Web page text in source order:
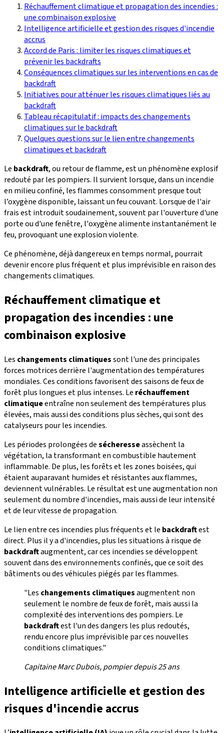
Réchauffement climatique et propagation des incendies :
une combinaison explosive
Intelligence artificielle et gestion des risques d'incendie
accrus
Accord de Paris : limiter les risques climatiques et
prévenir les backdrafts
Conséquences climatiques sur les interventions en cas de
backdraft
Initiatives pour atténuer les risques climatiques liés au
backdraft
Tableau récapitulatif : impacts des changements
climatiques sur le backdraft
Quelques questions sur le lien entre changements
climatiques et backdraft
Le backdraft, ou retour de flamme, est un phénomène explosif
redouté par les pompiers. Il survient lorsque, dans un incendie
en milieu confiné, les flammes consomment presque tout
l’oxygène disponible, laissant un feu couvant. Lorsque de l'air
frais est introduit soudainement, souvent par l'ouverture d'une
porte ou d'une fenêtre, l'oxygène alimente instantanément le
feu, provoquant une explosion violente.
Ce phénomène, déjà dangereux en temps normal, pourrait
devenir encore plus fréquent et plus imprévisible en raison des
changements climatiques.
Réchauffement climatique et
propagation des incendies : une
combinaison explosive
Les changements climatiquessont l'une des principales
forces motrices derrière l'augmentation des températures
mondiales. Ces conditions favorisent des saisons de feux de
forêt plus longues et plus intenses. Le réchauffement
climatiqueentraîne non seulement des températures plus
élevées, mais aussi des conditions plus sèches, qui sont des
catalyseurs pour les incendies.
Les périodes prolongées desécheresseassèchent la
végétation, la transformant en combustible hautement
inflammable. De plus, les forêts et les zones boisées, qui
étaient auparavant humides et résistantes aux flammes,
deviennent vulnérables. Le résultat est une augmentation non
seulement du nombre d'incendies, mais aussi de leur intensité
et de leur vitesse de propagation.
Le lien entre ces incendies plus fréquents et le backdraftest
direct. Plus il y a d'incendies, plus les situations à risque de
backdraftaugmentent, car ces incendies se développent
souvent dans des environnements confinés, que ce soit des
bâtiments ou des véhicules piégés par les flammes.
"Les changements climatiquesaugmentent non
seulement le nombre de feux de forêt, mais aussi la
complexité des interventions des pompiers. Le
backdraftest l'un des dangers les plus redoutés,
rendu encore plus imprévisible par ces nouvelles
conditions climatiques."
Capitaine Marc Dubois, pompier depuis 25 ans
Intelligence artificielle et gestion des
risques d'incendie accrus